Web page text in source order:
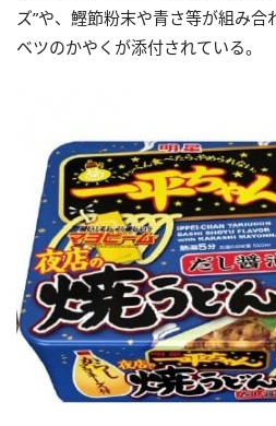
ズ”や、鰹節粉末や青さ等が組み合
ベツのかやくが添付されている。